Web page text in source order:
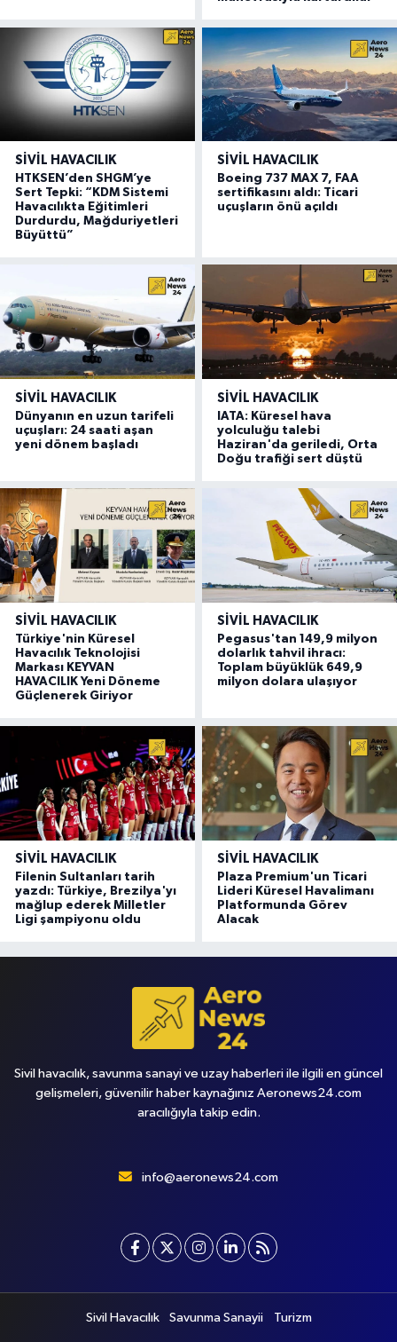
SIVIL HAVACILIK
HTKSEN’den SHGM’ye
Sert Tepki: “KDM Sistemi
Havacılıkta Eğitimleri
Durdurdu, Mağduriyetleri
Büyüttü”
SIVIL HAVACILIK
Boeing 737 MAX 7, FAA
sertifikasını aldı: Ticari
uçuşların önü açıldı
SIVIL HAVACILIK
Dünyanın en uzun tarifeli
uçuşları: 24 saati aşan
yeni dönem başladı
SIVIL HAVACILIK
IATA: Küresel hava
yolculuğu talebi
Haziran'da geriledi, Orta
Doğu trafiği sert düştü
SIVIL HAVACILIK
Türkiye'nin Küresel
Havacılık Teknolojisi
Markası KEYVAN
HAVACILIK Yeni Döneme
Güçlenerek Giriyor
SIVIL HAVACILIK
Pegasus'tan 149,9 milyon
dolarlık tahvil ihracı:
Toplam büyüklük 649,9
milyon dolara ulaşıyor
SIVIL HAVACILIK
Filenin Sultanları tarih
yazdı: Türkiye, Brezilya'yı
mağlup ederek Milletler
Ligi şampiyonu oldu
SIVIL HAVACILIK
Plaza Premium'un Ticari
Lideri Küresel Havalimanı
Platformunda Görev
Alacak
Sivil havacılık, savunma sanayi ve uzay haberleri ile ilgili en güncel
gelişmeleri, güvenilir haber kaynağınız Aeronews24.com
aracılığıyla takip edin.
info@aeronews24.com
Sivil Havacılık Savunma Sanayii Turizm